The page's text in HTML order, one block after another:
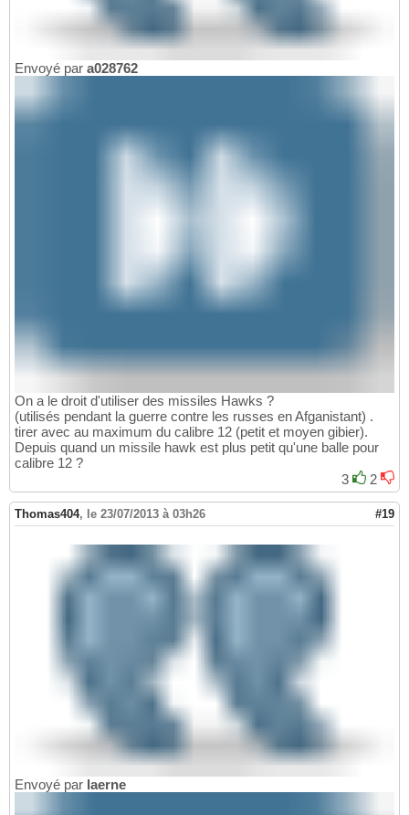
Envoyé par a028762
On a le droit d'utiliser des missiles Hawks ?
(utilisés pendant la guerre contre les russes en Afganistant) .
tirer avec au maximum du calibre 12 (petit et moyen gibier).
Depuis quand un missile hawk est plus petit qu'une balle pour
calibre 12 ?
3
2
Thomas404, le 23/07/2013 à 03h26 #19
Envoyé par laerne